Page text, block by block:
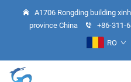
A1706 Rongding building
province China
+86-311-
RO